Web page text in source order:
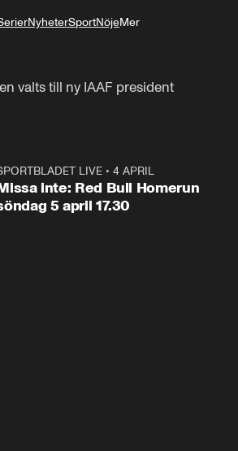
NyheterSportNöjeMer
valts till ny IAAF president
LIVE •4 APRIL
inte: Red Bull Homerun
5 april 17.30